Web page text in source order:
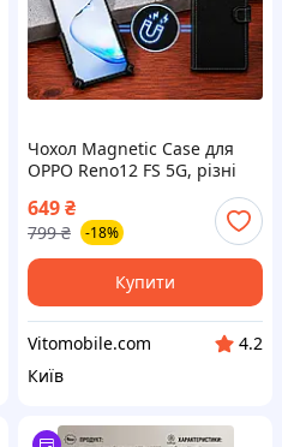
Чохол Magnetic Case для
OPPO Reno12 FS 5G, різні
649₴
799 ₴ -18%
Купити
Vitomobile.com
4.2
Київ